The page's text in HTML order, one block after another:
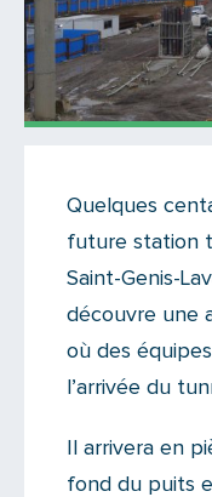
Il n'y a aucun
Ajoutez le
Quelques
future station
Saint-Genis-
découvre une
où des
l’arrivée du
Il arrivera en
fond du puits